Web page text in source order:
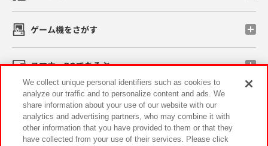
ゲーム機をさがす
スマホ・PCであそぶ
イベント・キャンペーン
We collect unique personal identifiers such as cookies to
analyze our traffic and to personalize content and ads. We
share information about your use of our website with our
analytics and advertising partners, who may combine it with
other information that you have provided to them or that they
have collected from your use of their services. Please click